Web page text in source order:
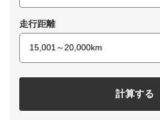
走行距離
計算する